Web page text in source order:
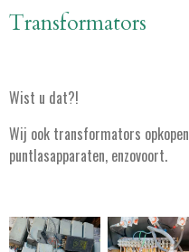
s
Transformators
Wist u dat?!
Wij ook transformators
puntlasapparaten, enzovoort.